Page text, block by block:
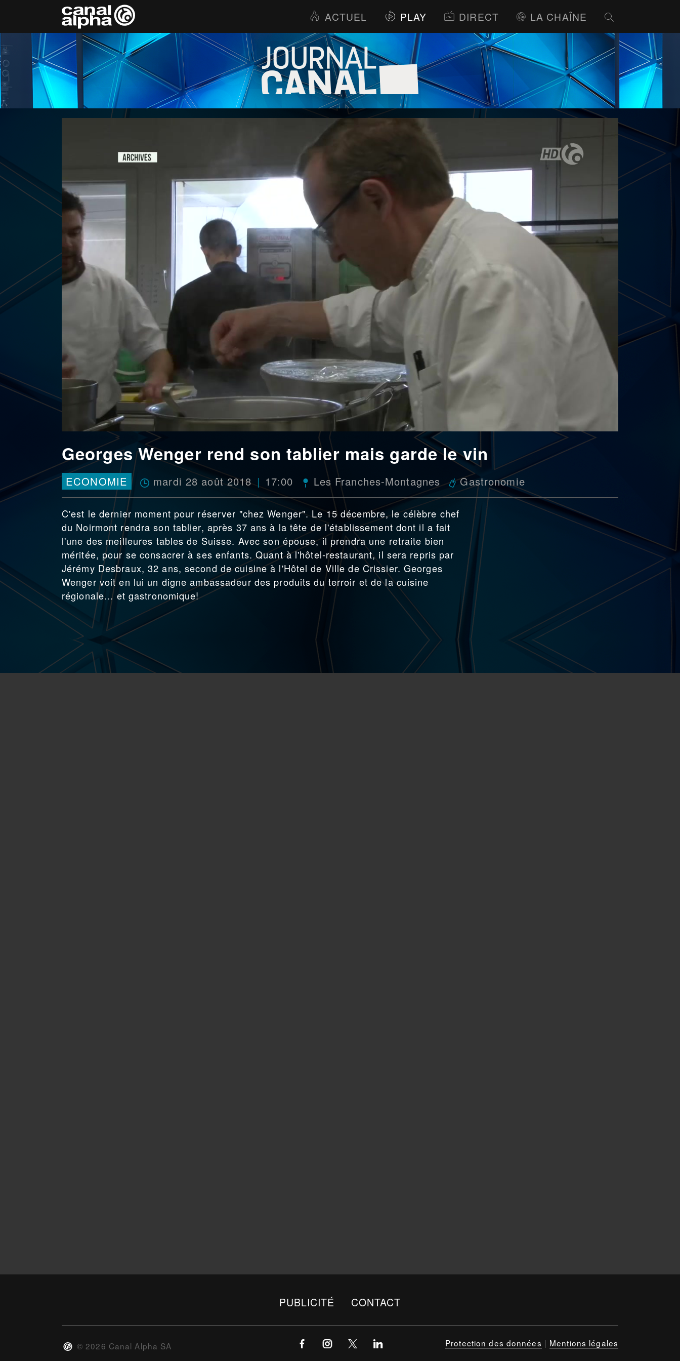
ACTUEL PLAY DIRECT LA CHAÎNE
Georges Wenger rend son tablier mais garde le vin
ECONOMIE mardi 28 août 2018 17:00 Les Franches-Montagnes Gastronomie
C'est le dernier moment pour réserver "chez Wenger". Le 15 décembre, le célèbre chef
du Noirmont rendra son tablier, après 37 ans à la tête de l'établissement dont il a fait
l'une des meilleures tables de Suisse. Avec son épouse, il prendra une retraite bien
méritée, pour se consacrer à ses enfants. Quant à l'hôtel-restaurant, il sera repris par
Jérémy Desbraux, 32 ans, second de cuisine à l'Hôtel de Ville de Crissier. Georges
Wenger voit en lui un digne ambassadeur des produits du terroir et de la cuisine
régionale... et gastronomique!
PUBLICITÉ CONTACT
© 2026 Canal Alpha SA Protection des données | Mentions légales